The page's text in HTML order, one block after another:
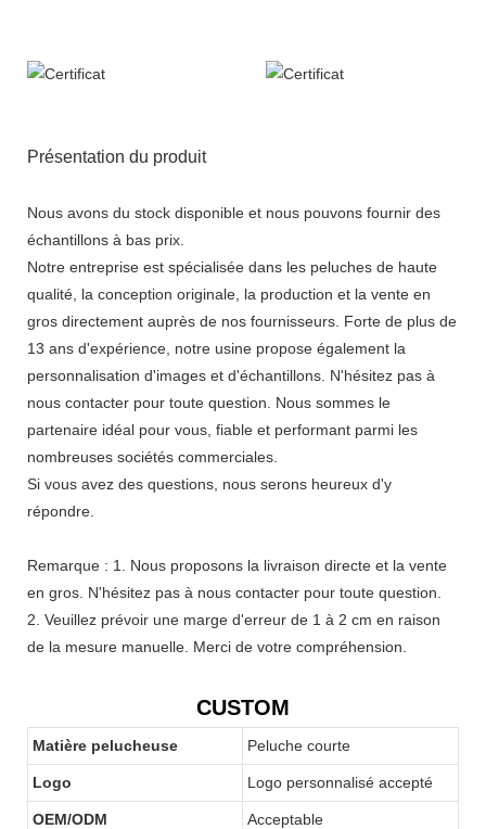
Présentation du produit
Nous avons du stock disponible et nous pouvons fournir des
échantillons à bas prix.
Notre entreprise est spécialisée dans les peluches de haute
qualité, la conception originale, la production et la vente en
gros directement auprès de nos fournisseurs. Forte de plus de
13 ans d'expérience, notre usine propose également la
personnalisation d'images et d'échantillons. N'hésitez pas à
nous contacter pour toute question. Nous sommes le
partenaire idéal pour vous, fiable et performant parmi les
nombreuses sociétés commerciales.
Si vous avez des questions, nous serons heureux d'y
répondre.
Remarque : 1. Nous proposons la livraison directe et la vente
en gros. N'hésitez pas à nous contacter pour toute question.
2. Veuillez prévoir une marge d'erreur de 1 à 2 cm en raison
de la mesure manuelle. Merci de votre compréhension.
CUSTOM
Matière pelucheuse Peluche courte
Logo Logo personnalisé accepté
OEM/ODM Acceptable